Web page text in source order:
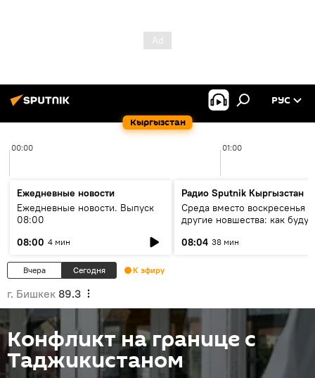
Кыргызстан
РУС
00:00 01:00
Ежедневные новости
Ежедневные новости. Выпуск
08:00
08:00 4 мин
Радио Sputnik Кыргызстан
Среда вместо воскресенья и
другие новшества: как будут
08:04 38 мин
Вчера Сегодня К эфиру
г. Бишкек 89.3
Конфликт на границе с
Таджикистаном